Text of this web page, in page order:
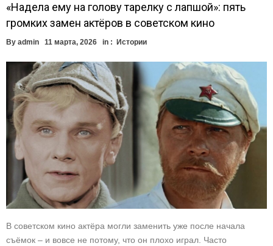
«Надела ему на голову тарелку с лапшой»: пять
громких замен актёров в советском кино
By admin 11 марта, 2026 in : Истории
В советском кино актёра могли заменить уже после начала
съёмок – и вовсе не потому, что он плохо играл. Часто